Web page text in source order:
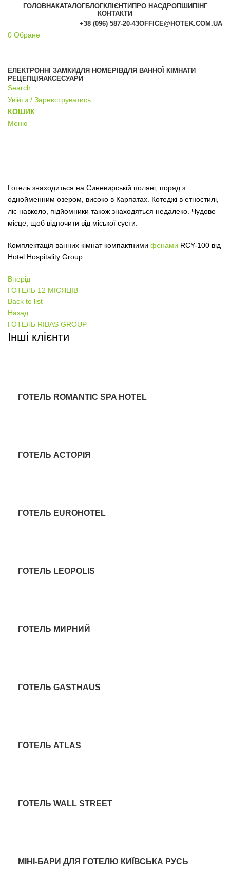
ГОЛОВНАКАТАЛОГБЛОГКЛІЄНТИ ПРО НАСДРОПШИПІНГ
КОНТАКТИ
+38 (096) 587-20-43OFFICE@HOTEK.COM.UA
0 Обране
ЕЛЕКТРОННІ ЗАМКИДЛЯ НОМЕРІВДЛЯ ВАННОЇ КІМНАТИ
РЕЦЕПЦІЯАКСЕСУАРИ
Search
Увійти / Зареєструватись
КОШИК
Меню
Готель знаходиться на Синевирській поляні, поряд з
однойменним озером, високо в Карпатах. Котеджі в етностилі,
ліс навколо, підйомники також знаходяться недалеко. Чудове
місце, щоб відпочити від міської суєти.
Комплектація ванних кімнат компактними фенами RCY-100 від
Hotel Hospitality Group.
Вперід
ГОТЕЛЬ 12 МІСЯЦІВ
Back to list
Назад
ГОТЕЛЬ RIBAS GROUP
Інші клієнти
ГОТЕЛЬ ROMANTIC SPA HOTEL
ГОТЕЛЬ АСТОРІЯ
ГОТЕЛЬ EUROHOTEL
ГОТЕЛЬ LEOPOLIS
ГОТЕЛЬ МИРНИЙ
ГОТЕЛЬ GASTHAUS
ГОТЕЛЬ ATLAS
ГОТЕЛЬ WALL STREET
МІНІ-БАРИ ДЛЯ ГОТЕЛЮ КИЇВСЬКА РУСЬ